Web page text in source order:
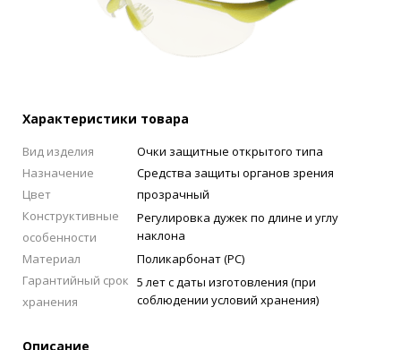
Характеристики товара
Описание
Вид изделия
Очки защитные открытого типа
Назначение
Средства защиты органов зрения
Цвет
прозрачный
Конструктивные
особенности
Регулировка дужек по длине и углу
наклона
Материал
Поликарбонат (РС)
Гарантийный срок
хранения
5 лет с даты изготовления (при
соблюдении условий хранения)